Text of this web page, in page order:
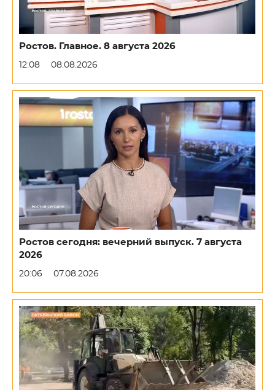
Ростов. Главное. 8 августа 2026
12:08 08.08.2026
Ростов сегодня: вечерний выпуск. 7 августа
2026
20:06 07.08.2026